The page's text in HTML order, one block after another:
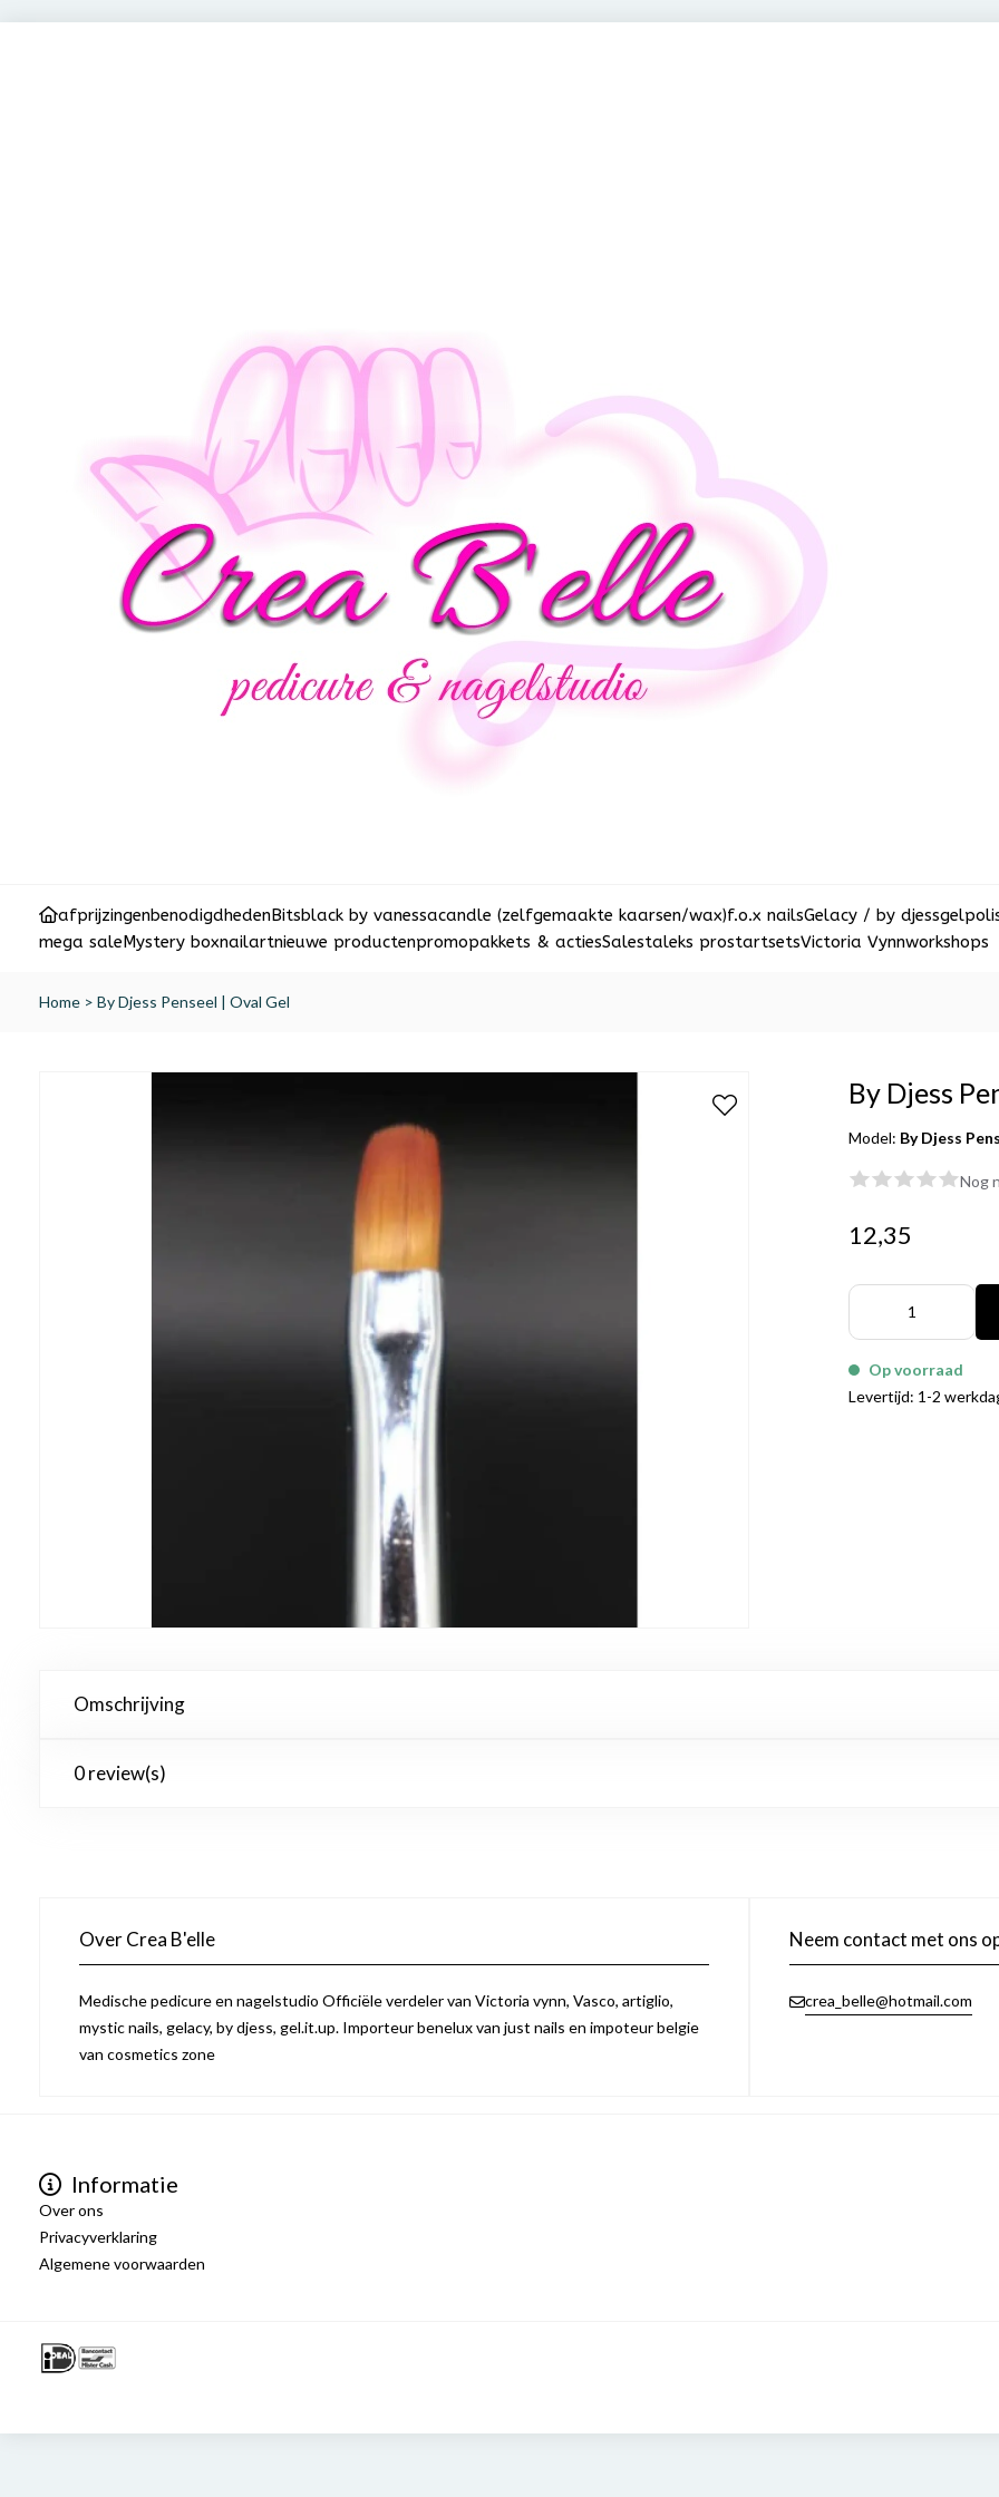
afprijzingenbenodigdhedenBitsblack by vanessacandle (zelfgemaakte kaarsen/wax)f.o.x nailsGelacy / by djess
mega saleMystery boxnailartnieuwe productenpromopakkets & actiesSalestaleks prostartsetsVictoria Vynnworkshops
Home > By Djess Penseel | Oval Gel
By Djess
Model: By Djess
Nog
12,35
Op voorraad
Levertijd: 1-2
Omschrijving
0 review(s)
Over Crea B'elle
Medische pedicure en nagelstudio Officiële verdeler van Victoria vynn, Vasco, artiglio,
mystic nails, gelacy, by djess, gel.it.up. Importeur benelux van just nails en impoteur belgie
van cosmetics zone
Neem contact met ons
crea_belle@hotmail.com
Informatie
Over ons
Privacyverklaring
Algemene voorwaarden